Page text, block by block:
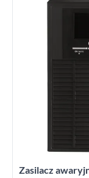
Zasilacz